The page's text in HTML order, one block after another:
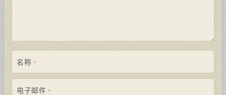
名称 *
电子邮件 *